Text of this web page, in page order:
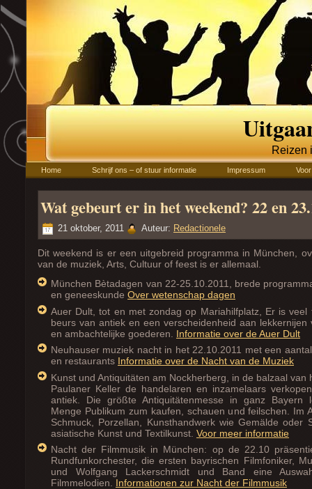
Reizen
Home Schrijf ons – of stuur informatie Impressum
Wat gebeurt er in het weekend? 22 en
21 oktober, 2011 Auteur: Redactionele
Dit weekend is er een uitgebreid programma in München,
van de muziek, Arts, Cultuur of feest is er allemaal.
München Bètadagen van 22-25.10.2011, brede
en geneeskunde Over wetenschap dagen
Auer Dult, tot en met zondag op Mariahilfplatz, Er is veel
beurs van antiek en een verscheidenheid aan lekkernijen
en ambachtelijke goederen. Informatie over de Auer Dult
Neuhauser muziek nacht in het 22.10.2011 met een
en restaurants Informatie over de Nacht van de Muziek
Kunst und Antiquitäten am Nockherberg, in de balzaal van
Paulaner Keller de handelaren en inzamelaars
antiek. Die größte Antiquitätenmesse in ganz Bayern
Menge Publikum zum kaufen, schauen und feilschen. Im
Schmuck, Porzellan, Kunsthandwerk wie Gemälde oder
asiatische Kunst und Textilkunst. Voor meer informatie
Nacht der Filmmusik in München: op de 22.10
Rundfunkorchester, die ersten bayrischen Filmfoniker,
und Wolfgang Lackerschmidt und Band eine
Filmmelodien. Informationen zur Nacht der Filmmusik